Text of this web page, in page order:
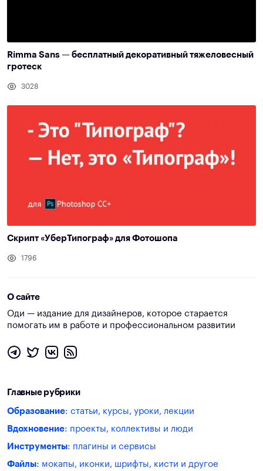
Rimma Sans — бесплатный декоративный тяжеловесный
гротеск
3028
Скрипт «УберТипограф» для Фотошопа
1796
О сайте
Оди — издание для дизайнеров, которое старается
помогать им в работе и профессиональном развитии
Главные рубрики
Образование: статьи, курсы, уроки, лекции
Вдохновение: проекты, коллективы и люди
Инструменты: плагины и сервисы
Файлы: мокапы, иконки, шрифты, кисти и другое